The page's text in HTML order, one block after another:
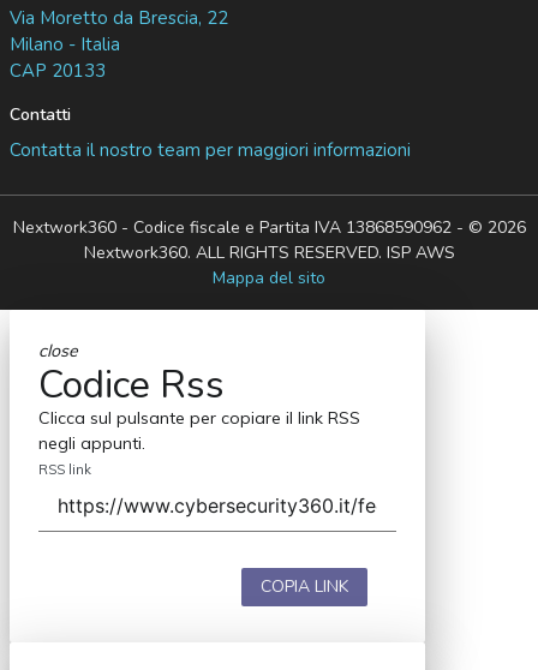
Via Moretto da Brescia, 22
Milano - Italia
CAP 20133
Contatti
Contatta il nostro team per maggiori informazioni
Nextwork360 - Codice fiscale e Partita IVA 13868590962 - © 2026
Nextwork360. ALL RIGHTS RESERVED. ISP AWS
Mappa del sito
close
Codice Rss
Clicca sul pulsante per copiare il link RSS
negli appunti.
RSS link
COPIA LINK